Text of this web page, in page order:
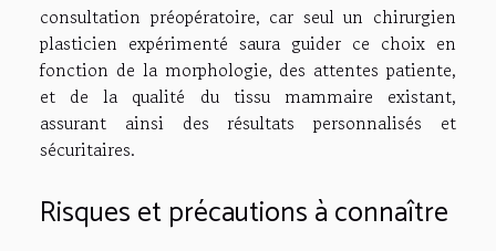
consultation préopératoire, car seul un chirurgien
plasticien expérimenté saura guider ce choix en
fonction de la morphologie, des attentes patiente,
et de la qualité du tissu mammaire existant,
assurant ainsi des résultats personnalisés et
sécuritaires.
Risques et précautions à connaître